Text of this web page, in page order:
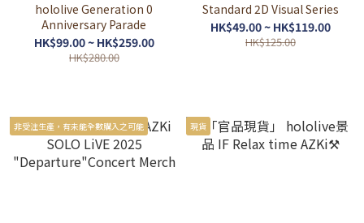
hololive Generation 0
Anniversary Parade
HK$99.00 ~ HK$259.00
HK$280.00
Standard 2D Visual Series
HK$49.00 ~ HK$119.00
HK$125.00
非受注生產，有未能全數購入之可能 現貨